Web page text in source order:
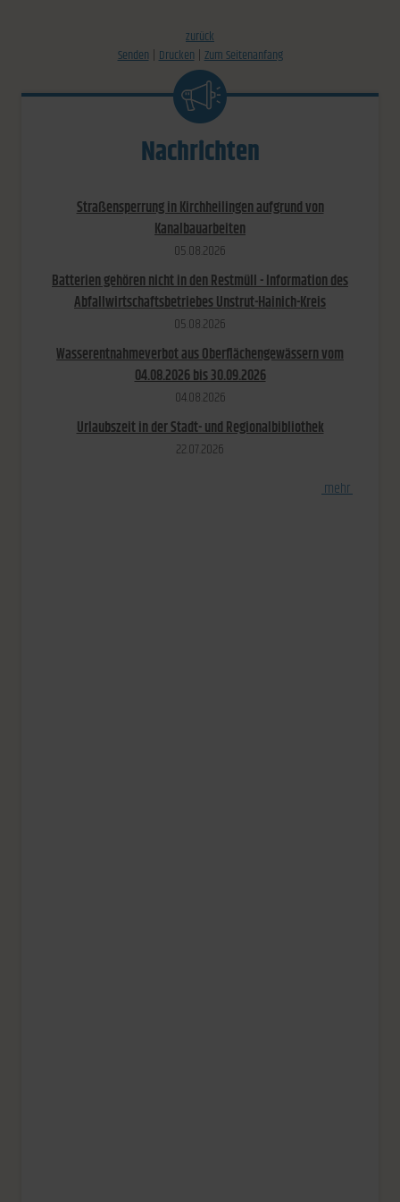
zurück
Senden Drucken Zum Seitenanfang
Nachrichten
Straßensperrung in Kirchheilingen aufgrund von
Kanalbauarbeiten
05.​08.​2026
Batterien gehören nicht in den Restmüll - Information des
Abfallwirtschaftsbetriebes Unstrut-Hainich-Kreis
05.​08.​2026
Wasserentnahmeverbot aus Oberflächengewässern vom
04.08.2026 bis 30.09.2026
04.​08.​2026
Urlaubszeit in der Stadt- und Regionalbibliothek
22.​07.​2026
mehr